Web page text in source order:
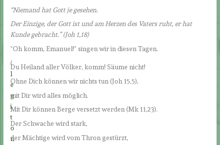
“Niemand hat Gott je gesehen.
Der Einzige, der Gott ist und am Herzen des Vaters ruht, er hat
Kunde gebracht.” (Joh 1,18)
“Oh komm, Emanuel!” singen wir in diesen Tagen.
(
l
e
g
i
t
o
n
Du Heiland aller Völker, komm! Säume nicht!
Ohne Dich können wir nichts tun (Joh 15,5),
mit Dir wird alles möglich.
Mit Dir können Berge versetzt werden (Mk 11,23).
Der Schwache wird stark,
der Mächtige wird vom Thron gestürzt,